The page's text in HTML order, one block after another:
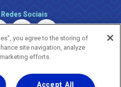
Sociais
you agree to the storing of
site navigation, analyze
efforts.
Accept All